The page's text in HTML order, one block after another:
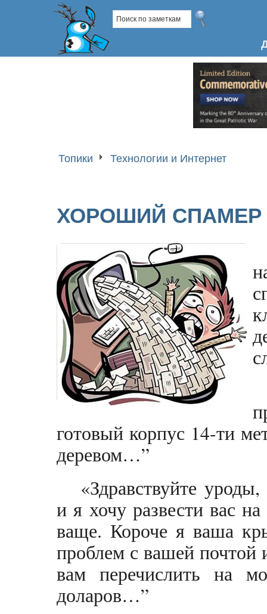
Топики Технологии и Интернет
ХОРОШИЙ СПАМЕР
готовый корпус 14-ти
деревом…”
«Здравствуйте
и я хочу развести вас
ваще. Короче я ваша
проблем с вашей
вам перечислить на
доларов…”